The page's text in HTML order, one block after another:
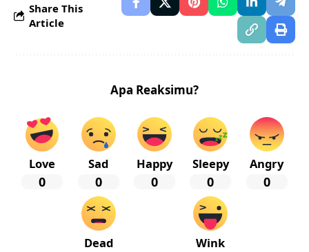
Share This
Article
Apa Reaksimu?
Love
0
Sad
0
Happy
0
Sleepy
0
Angry
0
Dead Wink